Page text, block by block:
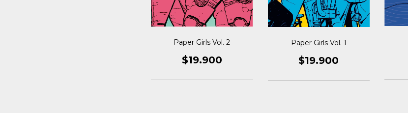
Paper Girls Vol. 2
$19.900
Paper Girls Vol. 1
$19.900